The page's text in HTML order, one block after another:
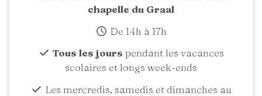
chapelle du Graal
De 14h à 17h
Tous les jours pendant les vacances
scolaires et longs week-ends
Les mercredis, samedis et dimanches au